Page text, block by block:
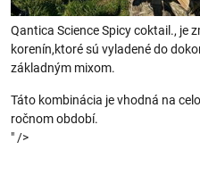
Qantica Science Spicy coktail., je
korenín,ktoré sú vyladené do
základným mixom.
Táto kombinácia je vhodná na
ročnom období.
" />